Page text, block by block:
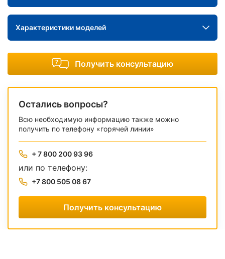
Характеристики моделей
Получить консультацию
Остались вопросы?
Всю необходимую информацию также можно
получить по телефону «горячей линии»
+ 7 800 200 93 96
или по телефону:
+7 800 505 08 67
Получить консультацию